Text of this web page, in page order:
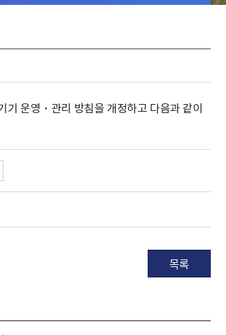
기 운영・관리 방침을 개정하고 다음과 같이
목록